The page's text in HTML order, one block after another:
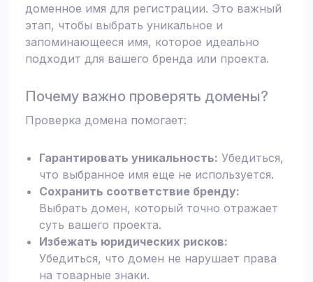
доменное имя для регистрации. Это важный
этап, чтобы выбрать уникальное и
запоминающееся имя, которое идеально
подходит для вашего бренда или проекта.
Почему важно проверять домены?
Проверка домена помогает:
Гарантировать уникальность: Убедиться,
что выбранное имя еще не используется.
Сохранить соответствие бренду:
Выбрать домен, который точно отражает
суть вашего проекта.
Избежать юридических рисков:
Убедиться, что домен не нарушает права
на товарные знаки.